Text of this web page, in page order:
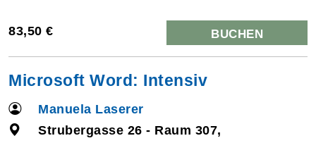
83,50 € BUCHEN
Microsoft Word: Intensiv
Manuela Laserer
Strubergasse 26 - Raum 307,